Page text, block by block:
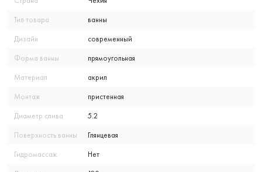
Тип товара ванны
Дизайн современный
Форма ванны прямоугольная
Материал акрил
Монтаж пристенная
Диаметр слива 5.2
Поверхность ванны Глянцевая
Гидромассаж Нет